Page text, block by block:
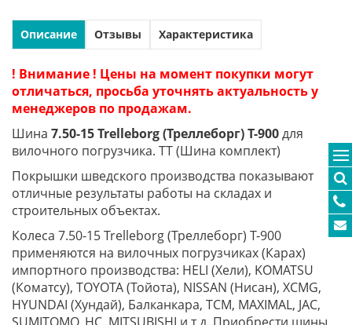
Описание Отзывы Характеристика
! Внимание ! Цены на момент покупки могут
отличаться, просьба уточнять актуальность у
менеджеров по продажам.
Шина 7.50-15 Trelleborg (Треллеборг) T-900для
вилочного погрузчика. TT (Шина комплект)
Покрышки шведского производства показывают
отличные результаты работы на складах и
строительных объектах.
Колеса 7.50-15 Trelleborg (Треллеборг) T-900
применяются на вилочных погрузчиках (Карах)
импортного производства: HELI (Хели), KOMATSU
(Коматсу), TOYOTA (Тойота), NISSAN (Нисан), XCMG,
HYUNDAI (Хундай), Балканкара, TCM, MAXIMAL, JAC,